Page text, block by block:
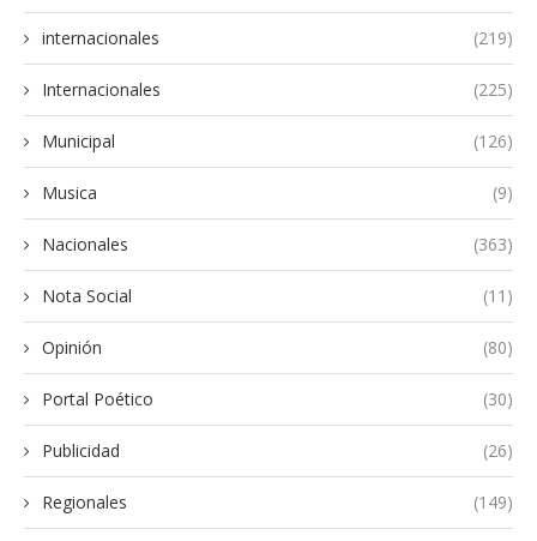
internacionales (219)
Internacionales (225)
Municipal (126)
Musica (9)
Nacionales (363)
Nota Social (11)
Opinión (80)
Portal Poético (30)
Publicidad (26)
Regionales (149)